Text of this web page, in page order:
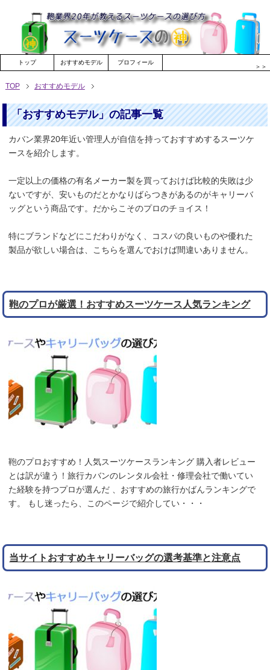
トップ おすすめモデル プロフィール
＞＞
TOP おすすめモデル
「おすすめモデル」の記事一覧
カバン業界20年近い管理人が自信を持っておすすめするスーツケ
ースを紹介します。
一定以上の価格の有名メーカー製を買っておけば比較的失敗は少
ないですが、安いものだとかなりばらつきがあるのがキャリーバ
ッグという商品です。だからこそのプロのチョイス！
特にブランドなどにこだわりがなく、コスパの良いものや優れた
製品が欲しい場合は、こちらを選んでおけば間違いありません。
鞄のプロが厳選！おすすめスーツケース人気ランキング
鞄のプロおすすめ！人気スーツケースランキング 購入者レビュー
とは訳が違う！旅行カバンのレンタル会社・修理会社で働いてい
た経験を持つプロが選んだ 、おすすめの旅行かばんランキングで
す。 もし迷ったら、このページで紹介してい・・・
当サイトおすすめキャリーバッグの選考基準と注意点